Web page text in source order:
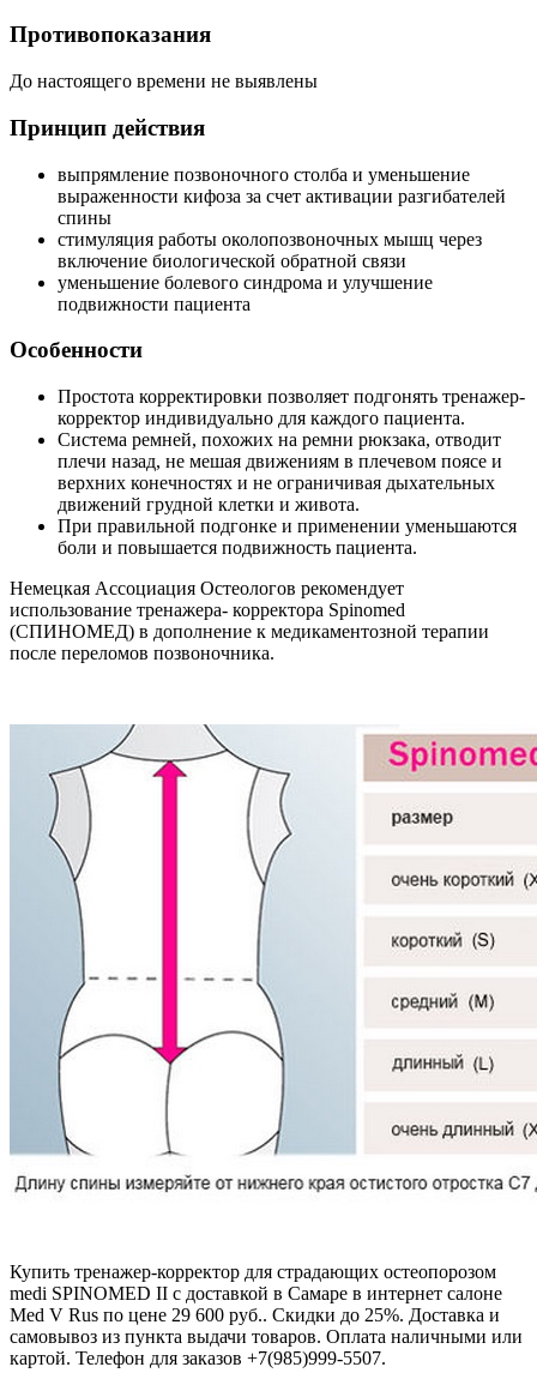
Противопоказания
До настоящего времени не выявлены
Принцип действия
выпрямление позвоночного столба и уменьшение
выраженности кифоза за счет активации разгибателей
спины
стимуляция работы околопозвоночных мышц через
включение биологической обратной связи
уменьшение болевого синдрома и улучшение
подвижности пациента
Особенности
Простота корректировки позволяет подгонять тренажер-
корректор индивидуально для каждого пациента.
Система ремней, похожих на ремни рюкзака, отводит
плечи назад, не мешая движениям в плечевом поясе и
верхних конечностях и не ограничивая дыхательных
движений грудной клетки и живота.
При правильной подгонке и применении уменьшаются
боли и повышается подвижность пациента.
Немецкая Ассоциация Остеологов рекомендует
использование тренажера- корректора Spinomed
(СПИНОМЕД) в дополнение к медикаментозной терапии
после переломов позвоночника.
Купить тренажер-корректор для страдающих остеопорозом
medi SPINOMED II с доставкой в Самаре в интернет салоне
Med V Rus по цене 29 600 руб.. Скидки до 25%. Доставка и
самовывоз из пункта выдачи товаров. Оплата наличными или
картой. Телефон для заказов +7(985)999-5507.